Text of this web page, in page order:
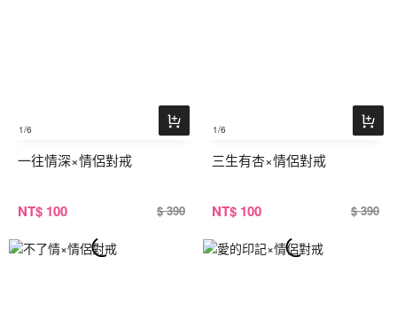
1/6
一往情深×情侶對戒
NT$ 100 $ 390
1/6
三生有杏×情侶對戒
NT$ 100 $ 390